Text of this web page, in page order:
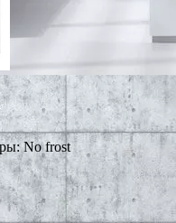
No frost